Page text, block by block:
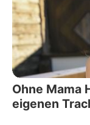
Ohne Mama
eigenen